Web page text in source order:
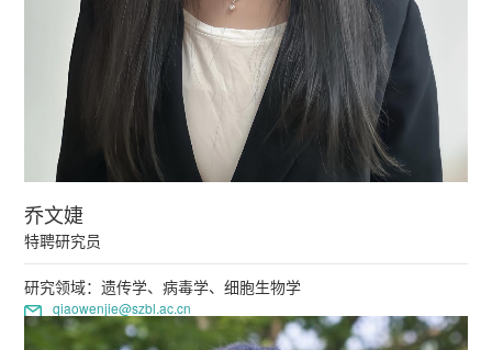
乔文婕
特聘研究员
研究领域：遗传学、病毒学、细胞生物学
qiaowenjie@szbl.ac.cn